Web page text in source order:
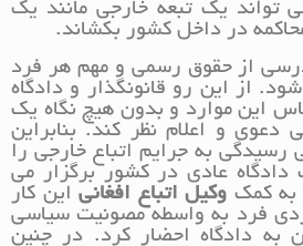
تواند یک تبعه خارجی مانند یک
محاکمه در داخل کشور بکشاند.
از حقوق رسمی و مهم هر فرد
از این رو قانونگذار و دادگاه
این موارد و بدون هیچ نگاه یک
دعوی و اعلام نظر کند. بنابراین
رسیدگی به جرایم اتباع خارجی را
عادی در کشور برگزار می
به کمک وکیل اتباع افغانیاین کار
فرد به واسطه مصونیت سیاسی
به دادگاه احضار کرد. در چنین